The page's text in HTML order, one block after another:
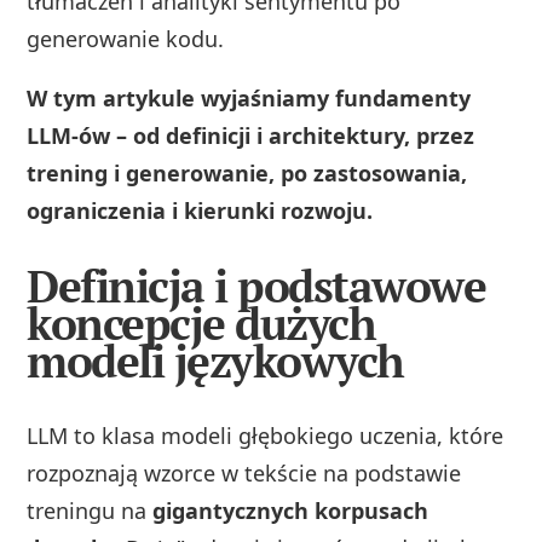
generowanie kodu.
W tym artykule wyjaśniamy fundamenty
LLM-ów – od definicji i architektury, przez
trening i generowanie, po zastosowania,
ograniczenia i kierunki rozwoju.
Definicja i podstawowe
koncepcje dużych
modeli językowych
LLM to klasa modeli głębokiego uczenia, które
rozpoznają wzorce w tekście na podstawie
treningu nagigantycznych korpusach